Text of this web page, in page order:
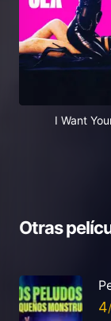
I Want
Otras
4